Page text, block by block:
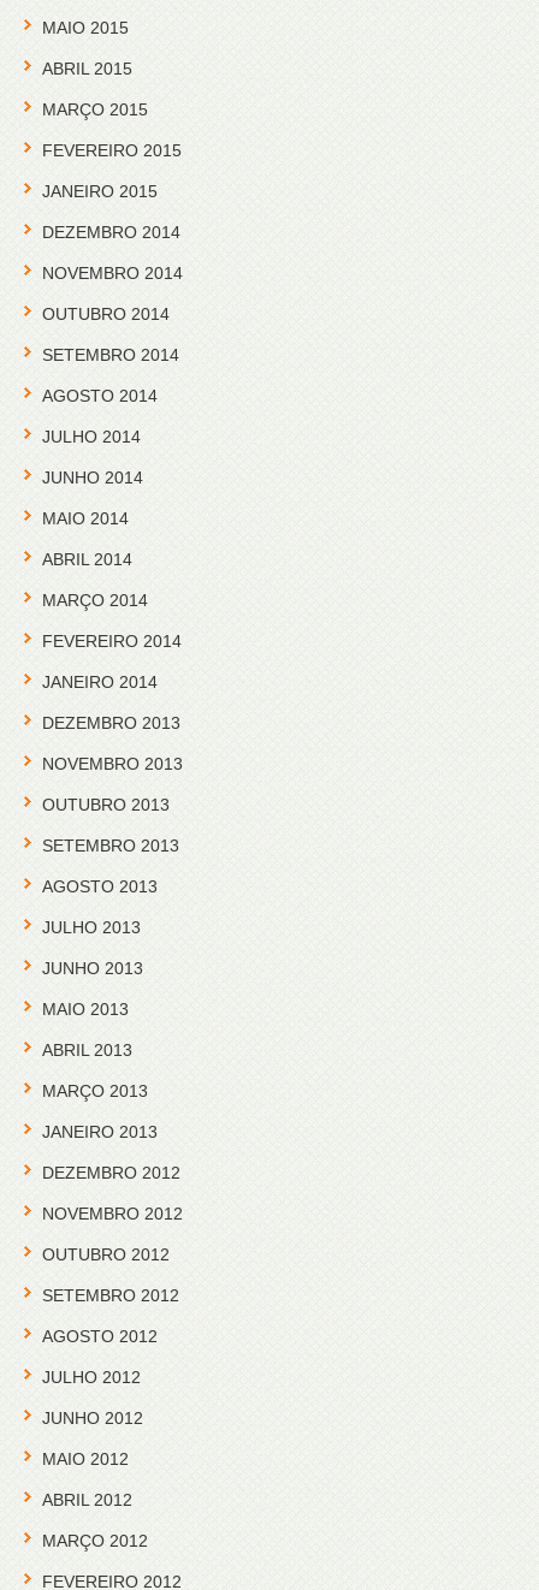
MAIO 2015
ABRIL 2015
MARÇO 2015
FEVEREIRO 2015
JANEIRO 2015
DEZEMBRO 2014
NOVEMBRO 2014
OUTUBRO 2014
SETEMBRO 2014
AGOSTO 2014
JULHO 2014
JUNHO 2014
MAIO 2014
ABRIL 2014
MARÇO 2014
FEVEREIRO 2014
JANEIRO 2014
DEZEMBRO 2013
NOVEMBRO 2013
OUTUBRO 2013
SETEMBRO 2013
AGOSTO 2013
JULHO 2013
JUNHO 2013
MAIO 2013
ABRIL 2013
MARÇO 2013
JANEIRO 2013
DEZEMBRO 2012
NOVEMBRO 2012
OUTUBRO 2012
SETEMBRO 2012
AGOSTO 2012
JULHO 2012
JUNHO 2012
MAIO 2012
ABRIL 2012
MARÇO 2012
FEVEREIRO 2012